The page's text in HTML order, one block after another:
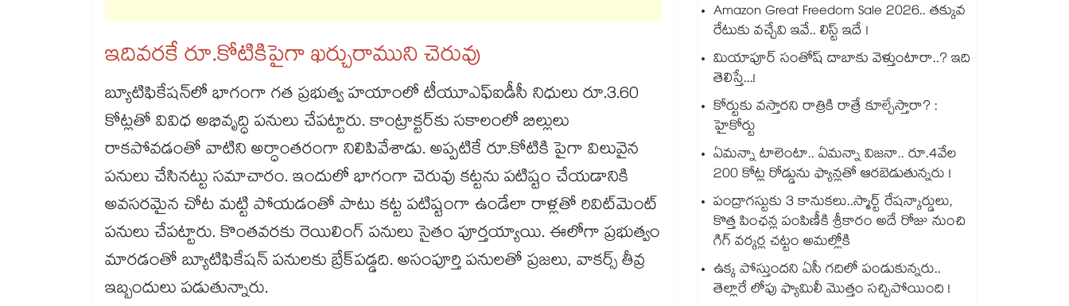
ఇదివరకే రూ.కోటికిపైగా ఖర్చురాముని చెరువు
బ్యూటిఫికేషన్​లో భాగంగా గత ప్రభుత్వ హయాంలో టీయూఎఫ్​ఐడీసీ నిధులు రూ.3.60
కోట్లతో వివిధ అభివృద్ధి పనులు చేపట్టారు. కాంట్రాక్టర్​కు సకాలంలో బిల్లులు
రాకపోవడంతో వాటిని అర్ధాంతరంగా నిలిపివేశాడు. అప్పటికే రూ.కోటికి పైగా విలువైన
పనులు చేసినట్టు సమాచారం. ఇందులో భాగంగా చెరువు కట్టను పటిష్టం చేయడానికి
అవసరమైన చోట మట్టి పోయడంతో పాటు కట్ట పటిష్టంగా ఉండేలా రాళ్లతో రివిట్​మెంట్​
పనులు చేపట్టారు. కొంతవరకు రెయిలింగ్ పనులు సైతం పూర్తయ్యాయి. ఈలోగా ప్రభుత్వం
మారడంతో బ్యూటిఫికేషన్ పనులకు బ్రేక్​పడ్డది. అసంపూర్తి పనులతో ప్రజలు, వాకర్స్​ తీవ్ర
ఇబ్బందులు పడుతున్నారు.
Amazon Great Freedom Sale 2026.. తక్కువ
రేటుకు వచ్చేవి ఇవే.. లిస్ట్ ఇదే !
మియాపూర్ సంతోష్ దాబాకు వెళ్తుంటారా..? ఇది
తెలిస్తే...!
కోర్టుకు వస్తారని రాత్రికి రాత్రే కూల్చేస్తారా? :
హైకోర్టు
ఏమన్నా టాలెంటా.. ఏమన్నా విజనా.. రూ.4వేల
200 కోట్ల రోడ్డును ఫ్యాన్లతో ఆరబెడుతున్నరు !
పంద్రాగస్టుకు 3 కానుకలు..స్మార్ట్ రేషన్కార్డులు,
కొత్త పింఛన్ల పంపిణీకి శ్రీకారం అదే రోజు నుంచి
గిగ్ వర్కర్ల చట్టం అమల్లోకి
ఉక్క పోస్తుందని ఏసీ గదిలో పండుకున్నరు..
తెల్లారే లోపు ఫ్యామిలీ మొత్తం సచ్చిపోయింది !